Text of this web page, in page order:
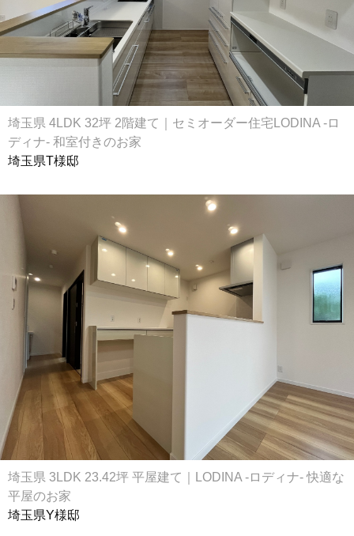
埼玉県 4LDK 32坪 2階建て｜セミオーダー住宅LODINA -ロ
ディナ- 和室付きのお家
埼玉県T様邸
埼玉県 3LDK 23.42坪 平屋建て｜LODINA -ロディナ- 快適な
平屋のお家
埼玉県Y様邸